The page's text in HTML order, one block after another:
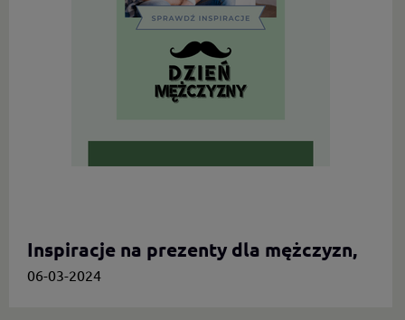
Inspiracje na prezenty dla mężczyzn,
którzy cenią oryginalność
06-03-2024